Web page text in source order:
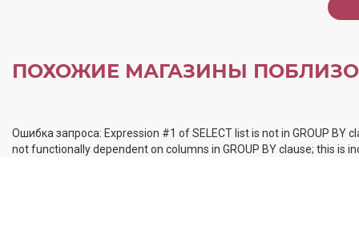
ПОХОЖИЕ МАГАЗИНЫ
Ошибка запроса: Expression #1 of SELECT list is not in GROUP
not functionally dependent on columns in GROUP BY clause; this is